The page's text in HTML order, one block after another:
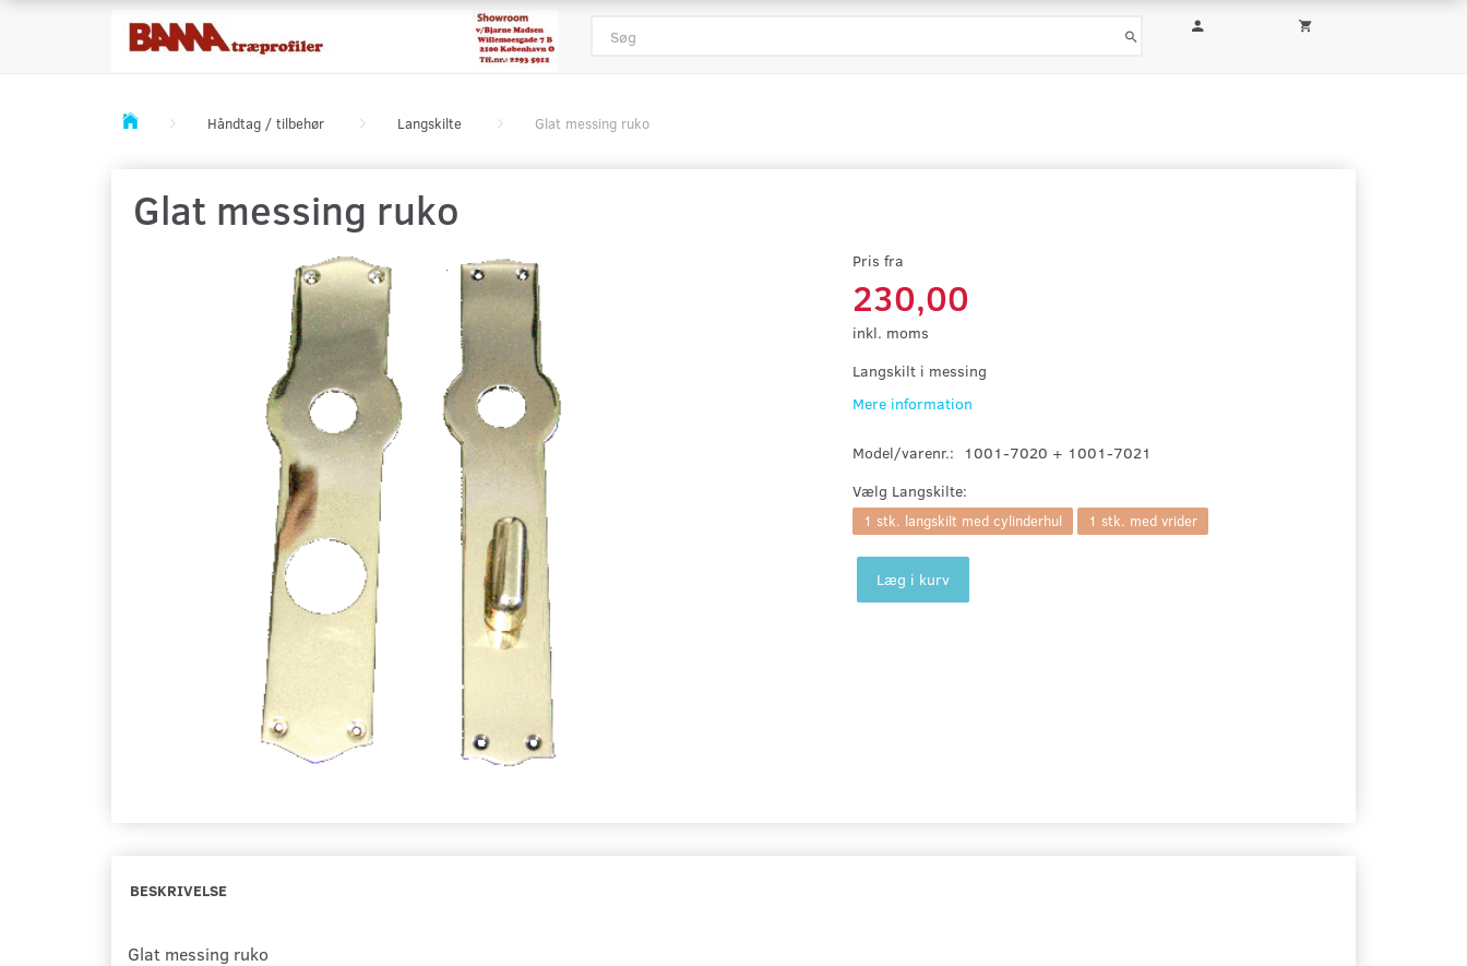
Håndtag / tilbehør Langskilte Glat messing ruko
Glat messing ruko
Pris fra
230,00
inkl. moms
Langskilt i messing
Mere information
Model/varenr.:
1001-7020 + 1001-7021
Vælg Langskilte:
1 stk. langskilt med cylinderhul 1 stk. med vrider
Læg i kurv
BESKRIVELSE
Glat messing ruko